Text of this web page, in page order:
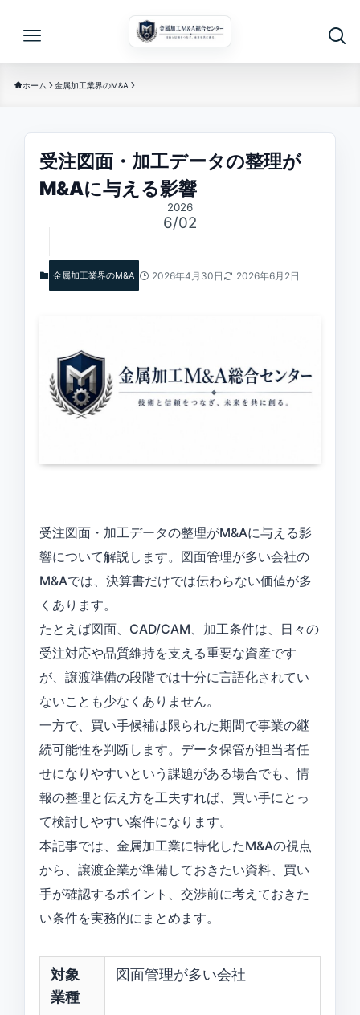
ホーム 金属加工業界のM&A
受注図面・加工データの整理が
M&Aに与える影響
2026
6/02
金属加工業界のM&A 2026年4月30日 2026年6月2日
受注図面・加工データの整理がM&Aに与える影
響について解説します。図面管理が多い会社の
M&Aでは、決算書だけでは伝わらない価値が多
くあります。
たとえば図面、CAD/CAM、加工条件は、日々の
受注対応や品質維持を支える重要な資産です
が、譲渡準備の段階では十分に言語化されてい
ないことも少なくありません。
一方で、買い手候補は限られた期間で事業の継
続可能性を判断します。データ保管が担当者任
せになりやすいという課題がある場合でも、情
報の整理と伝え方を工夫すれば、買い手にとっ
て検討しやすい案件になります。
本記事では、金属加工業に特化したM&Aの視点
から、譲渡企業が準備しておきたい資料、買い
手が確認するポイント、交渉前に考えておきた
い条件を実務的にまとめます。
対象
業種
図面管理が多い会社